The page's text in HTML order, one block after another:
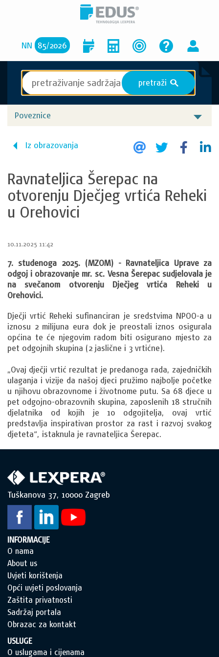
NN 85/2026
pretraži S
Poveznice
Iz obrazovanja
Ravnateljica Šerepac na
otvorenju Dječjeg vrtića Reheki
u Orehovici
10.11.2025 11:42
7. studenoga 2025. (MZOM) - Ravnateljica Uprave za
odgoj i obrazovanje mr. sc. Vesna Šerepac sudjelovala je
na svečanom otvorenju Dječjeg vrtića Reheki u
Orehovici.
Dječji vrtić Reheki sufinanciran je sredstvima NPOO-a u
iznosu 2 milijuna eura dok je preostali iznos osigurala
općina te će njegovim radom biti osigurano mjesto za
pet odgojnih skupina (2 jaslične i 3 vrtićne).
„Ovaj dječji vrtić rezultat je predanoga rada, zajedničkih
ulaganja i vizije da našoj djeci pružimo najbolje početke
u njihovu obrazovnome i životnome putu. Sa 68 djece u
pet odgojno-obrazovnih skupina, zaposlenih 18 stručnih
djelatnika od kojih je 10 odgojitelja, ovaj vrtić
predstavlja inspirativan prostor za rast i razvoj svakog
djeteta“, istaknula je ravnateljica Šerepac.
Tuškanova 37, 10000 Zagreb
INFORMACIJE
O nama
About us
Uvjeti korištenja
Opći uvjeti poslovanja
Zaštita privatnosti
Sadržaj portala
Obrazac za kontakt
USLUGE
O uslugama i cijenama